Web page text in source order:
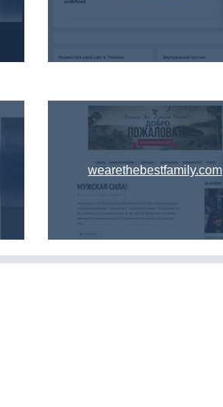
wearethebestfamily.com